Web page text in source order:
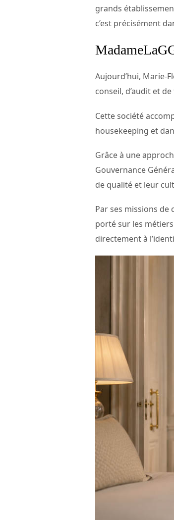
grands
c’est précisément
Aujourd’hui, Marie-
conseil, d’audit et
Cette société
housekeeping et
Grâce à une
Gouvernance
de qualité et leur
Par ses missions de
porté sur les
directement à